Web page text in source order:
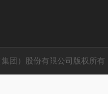
团）股份有限公司版权所有